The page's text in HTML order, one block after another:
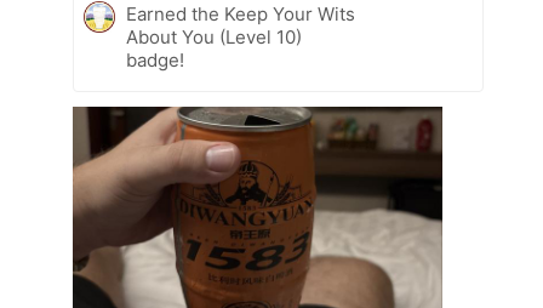
Earned the Keep Your Wits
About You (Level 10)
badge!